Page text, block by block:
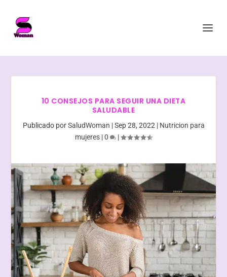
10 CONSEJOS PARA SEGUIR UNA DIETA
SALUDABLE
Publicado porSaludWoman |Sep 28, 2022 | Nutricion para
mujeres |0 |